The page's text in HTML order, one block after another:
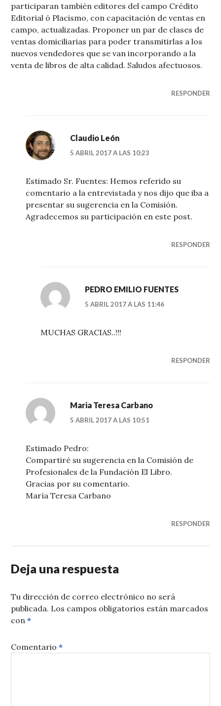
participaran también editores del campo Crédito
Editorial ó Placismo, con capacitación de ventas en
campo, actualizadas. Proponer un par de clases de
ventas domiciliarias para poder transmitirlas a los
nuevos vendedores que se van incorporando a la
venta de libros de alta calidad. Saludos afectuosos.
RESPONDER
Claudio León
5 ABRIL 2017 A LAS 10:23
Estimado Sr. Fuentes: Hemos referido su
comentario a la entrevistada y nos dijo que iba a
presentar su sugerencia en la Comisión.
Agradecemos su participación en este post.
RESPONDER
PEDRO EMILIO FUENTES
5 ABRIL 2017 A LAS 11:46
MUCHAS GRACIAS..!!!
RESPONDER
Maria Teresa Carbano
5 ABRIL 2017 A LAS 10:51
Estimado Pedro:
Compartiré su sugerencia en la Comisión de
Profesionales de la Fundación El Libro.
Gracias por su comentario.
María Teresa Carbano
RESPONDER
Deja una respuesta
Tu dirección de correo electrónico no será
publicada. Los campos obligatorios están marcados
con*
Comentario*